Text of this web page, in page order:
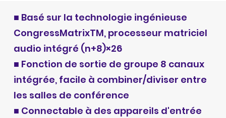
■ Basé sur la technologie ingénieuse
CongressMatrixTM, processeur matriciel
audio intégré (n+8)×26
■ Fonction de sortie de groupe 8 canaux
intégrée, facile à combiner/diviser entre
les salles de conférence
■ Connectable à des appareils d'entrée